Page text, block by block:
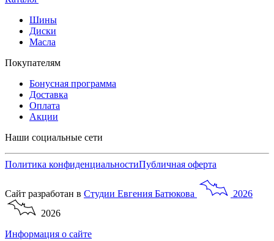
Шины
Диски
Масла
Покупателям
Бонусная программа
Доставка
Оплата
Акции
Наши социальные сети
Политика конфиденциальностиПубличная оферта
Сайт разработан в Студии Евгения Батюкова
2026
2026
Информация о сайте